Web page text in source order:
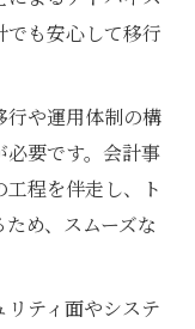
でも安心して移行
行や運用体制の構
要です。会計事
程を伴走し、ト
め、スムーズな
ティ面やシステ